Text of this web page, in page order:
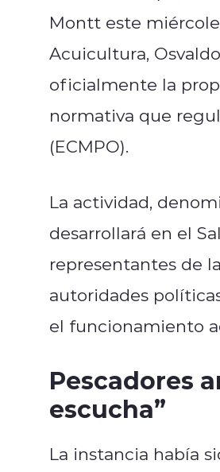
Montt este
Acuicultura,
oficialmente la
normativa que
(ECMPO).
La actividad,
desarrollará en el
representantes de
autoridades
el funcionamiento
Pescadores
escucha”
La instancia había